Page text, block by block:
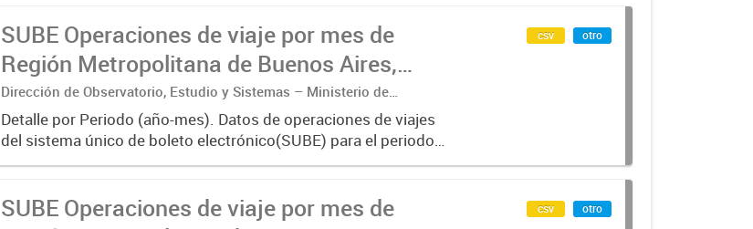
SUBE Operaciones de viaje por mes de
Región Metropolitana de Buenos Aires,
agregado por Mes
Dirección de Observatorio, Estudio y Sistemas – Ministerio de
Transporte
Detalle por Periodo (año-mes). Datos de operaciones de viajes
del sistema único de boleto electrónico(SUBE) para el periodo
registrado desde 01/01/2013 hasta 31/10/2019 para líneas de
csv otro
SUBE Operaciones de viaje por mes de
csv otro